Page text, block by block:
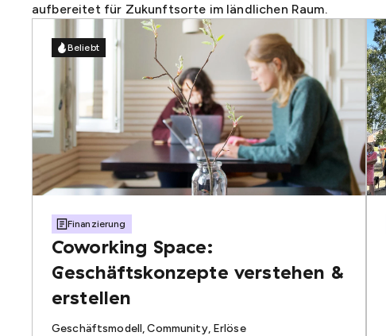
aufbereitet für Zukunftsorte im ländlichen Raum.
Beliebt
Finanzierung
Coworking Space:
Geschäftskonzepte verstehen &
erstellen
Geschäftsmodell, Community, Erlöse